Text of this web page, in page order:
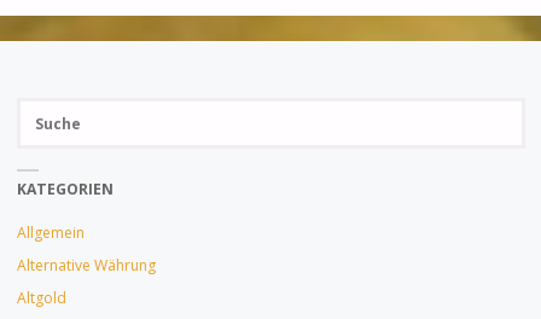
KAUFT
KATEGORIEN
Allgemein
Alternative Währung
Altgold